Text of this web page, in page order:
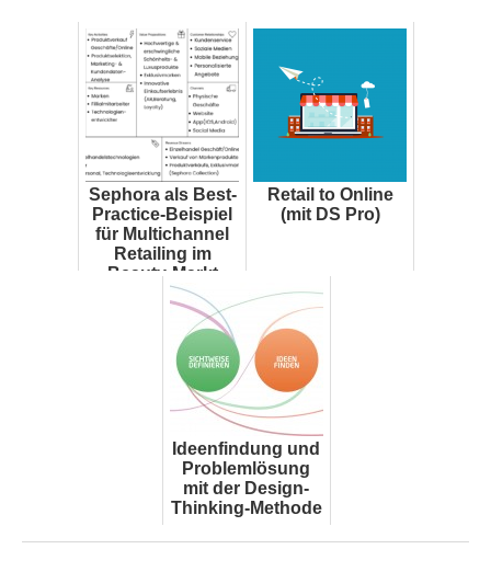
Sephora als Best-
Practice-Beispiel
für Multichannel
Retailing im
Beauty-Markt
Retail to Online
(mit DS Pro)
Ideenfindung und
Problemlösung
mit der Design-
Thinking-Methode